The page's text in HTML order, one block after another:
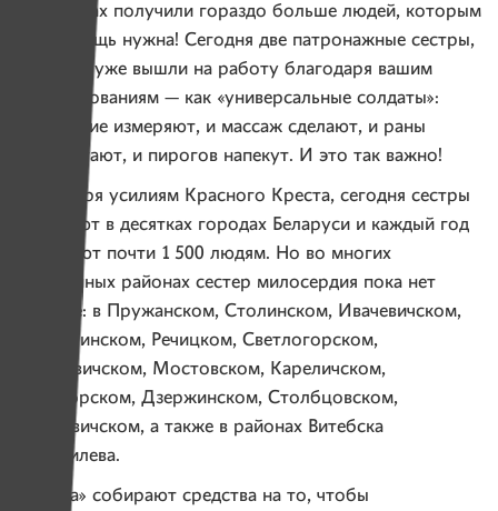
в регионах получили гораздо больше людей, которым
эта помощь нужна! Сегодня две патронажные сестры,
которые уже вышли на работу благодаря вашим
пожертвованиям — как «универсальные солдаты»:
и давление измеряют, и массаж сделают, и раны
обработают, и пирогов напекут. И это так важно!
Благодаря усилиям Красного Креста, сегодня сестры
работают в десятках городах Беларуси и каждый год
помогают почти 1 500 людям. Но во многих
отдаленных районах сестер милосердия пока нет
вообще: в Пружанском, Столинском, Ивачевичском,
Дрогичинском, Речицком, Светлогорском,
Житковичском, Мостовском, Кареличском,
Солигорском, Дзержинском, Столбцовском,
Осиповичском, а также в районах Витебска
и Могилева.
«Имена» собирают средства на то, чтобы